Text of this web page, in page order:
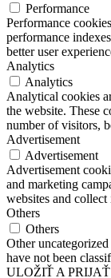
Performance
Performance
performance
better user
Analytics
Analytics
Analytical cookies
the website. These
number of visitors,
Advertisement
Advertisement
Advertisement
and marketing
websites and
Others
Others
Other
have not been
ULOŽIŤ A PRIJAŤ